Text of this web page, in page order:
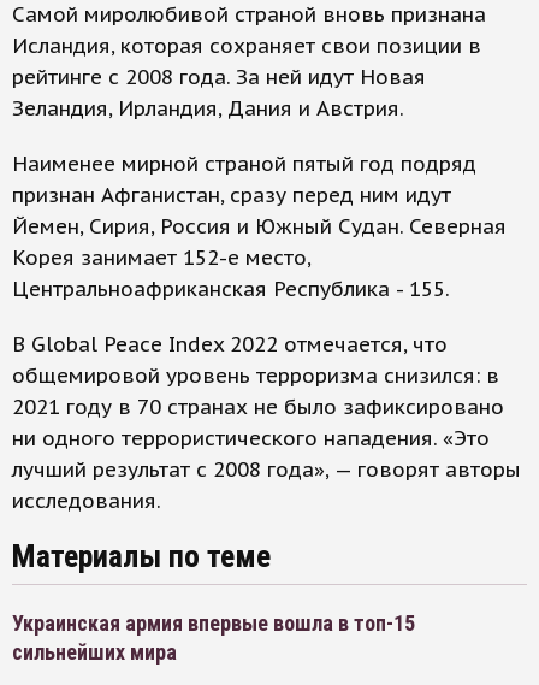
Самой миролюбивой страной вновь признана
Исландия, которая сохраняет свои позиции в
рейтинге с 2008 года. За ней идут Новая
Зеландия, Ирландия, Дания и Австрия.
Наименее мирной страной пятый год подряд
признан Афганистан, сразу перед ним идут
Йемен, Сирия, Россия и Южный Судан. Северная
Корея занимает 152-е место,
Центральноафриканская Республика - 155.
В Global Peace Index 2022 отмечается, что
общемировой уровень терроризма снизился: в
2021 году в 70 странах не было зафиксировано
ни одного террористического нападения. «Это
лучший результат с 2008 года», — говорят авторы
исследования.
Материалы по теме
Украинская армия впервые вошла в топ-15
сильнейших мира